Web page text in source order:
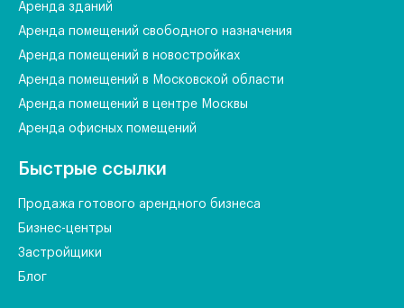
Аренда зданий
Аренда помещений свободного назначения
Аренда помещений в новостройках
Аренда помещений в Московской области
Аренда помещений в центре Москвы
Аренда офисных помещений
Быстрые ссылки
Продажа готового арендного бизнеса
Бизнес-центры
Застройщики
Блог